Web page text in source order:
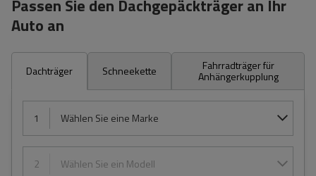
Passen Sie den Dachgepäckträger an Ihr
Auto an
Dachträger Schneekette Fahrradträger für
Anhängerkupplung
1 Wählen Sie eine Marke
2 Wählen Sie ein Modell